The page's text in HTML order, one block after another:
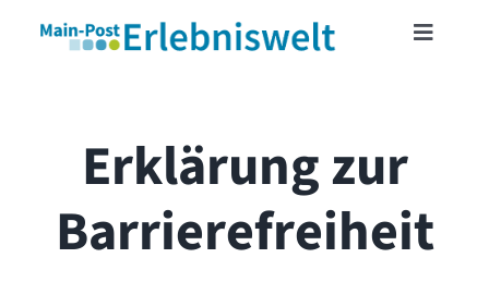
Toggle
MAINFRANKENCARD
TICKETSHOP
Erklärung zur
Barrierefreiheit